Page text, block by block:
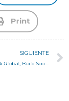
Print
SIGUIENTE